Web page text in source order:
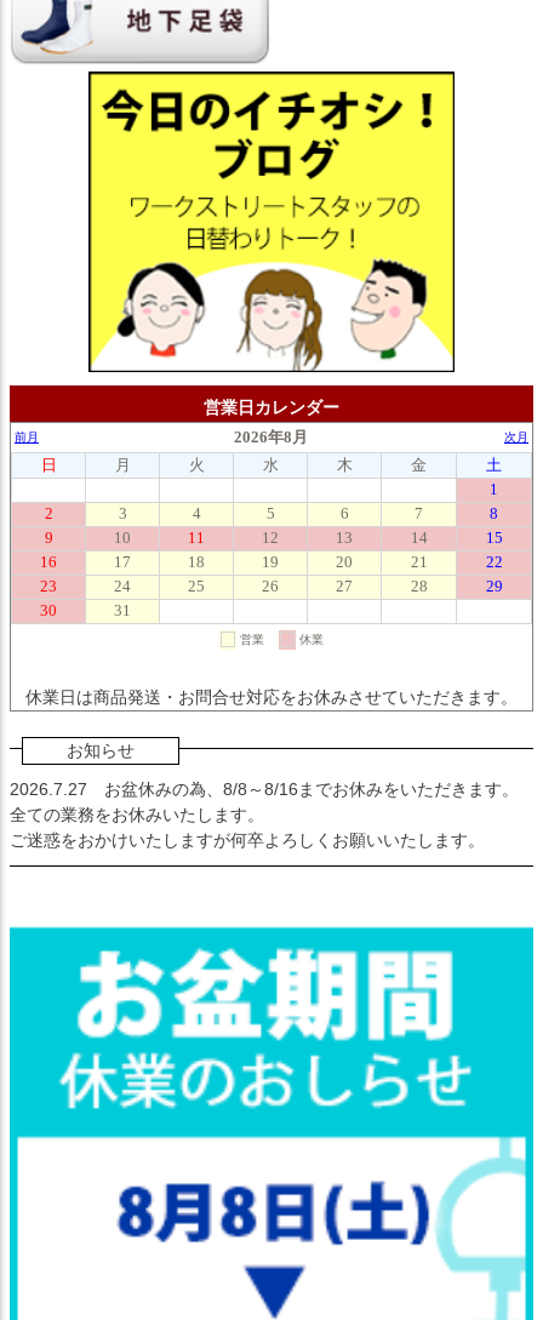
営業日カレンダー
休業日は商品発送・お問合せ対応をお休みさせていただきます。
お知らせ
2026.7.27 お盆休みの為、8/8～8/16までお休みをいただきます。
全ての業務をお休みいたします。
ご迷惑をおかけいたしますが何卒よろしくお願いいたします。